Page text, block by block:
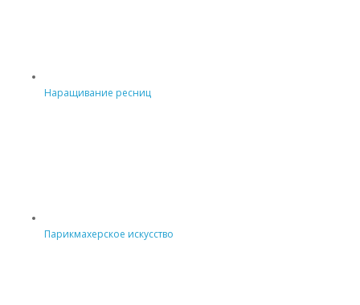
Наращивание ресниц
Парикмахерское искусство